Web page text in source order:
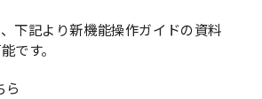
下記より新機能操作ガイドの資料
です。
ら